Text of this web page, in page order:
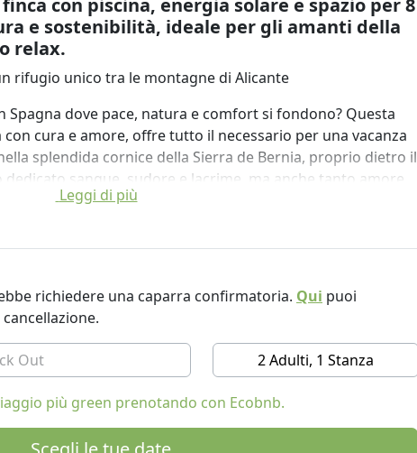
con piscina, energia solare e spazio per 8
e sostenibilità, ideale per gli amanti della
relax.
rifugio unico tra le montagne di Alicante
Spagna dove pace, natura e comfort si fondono? Questa
cura e amore, offre tutto il necessario per una vacanza
splendida cornice della Sierra de Bernia, proprio dietro il
sangue, sudore e lacrime, ma anche tanto amore,
era una rovina in una casa spaziosa e affascinante. E
percepire e vedere quell'amore e quella dedizione.
un ampio soggiorno, una cucina completamente
una deliziosa piscina che si fonde perfettamente con
ecologica in Spagna? Finca EcoVida coniuga fascino rurale,
su una vasta tenuta di oltre un ettaro, immersa nella
Leggi di più
richiedere una caparra confirmatoria. Qui puoi
2 Adulti, 1 Stanza
più green prenotando con Ecobnb.